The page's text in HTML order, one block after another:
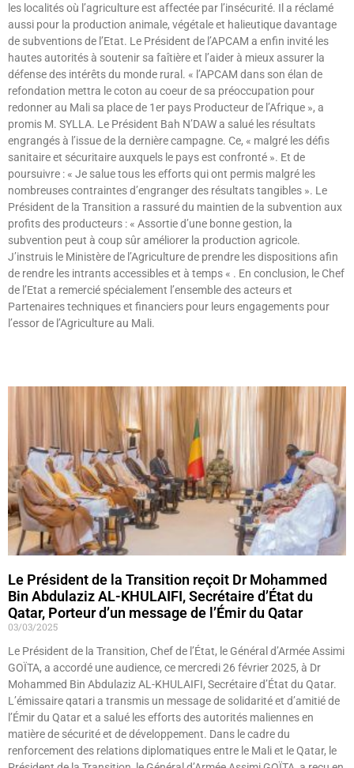
les localités où l’agriculture est affectée par l’insécurité. Il a réclamé
aussi pour la production animale, végétale et halieutique davantage
de subventions de l’Etat. Le Président de l’APCAM a enfin invité les
hautes autorités à soutenir sa faîtière et l’aider à mieux assurer la
défense des intérêts du monde rural. « l’APCAM dans son élan de
refondation mettra le coton au coeur de sa préoccupation pour
redonner au Mali sa place de 1er pays Producteur de l’Afrique », a
promis M. SYLLA. Le Président Bah N’DAW a salué les résultats
engrangés à l’issue de la dernière campagne. Ce, « malgré les défis
sanitaire et sécuritaire auxquels le pays est confronté ». Et de
poursuivre : « Je salue tous les efforts qui ont permis malgré les
nombreuses contraintes d’engranger des résultats tangibles ». Le
Président de la Transition a rassuré du maintien de la subvention aux
profits des producteurs : « Assortie d’une bonne gestion, la
subvention peut à coup sûr améliorer la production agricole.
J’instruis le Ministère de l’Agriculture de prendre les dispositions afin
de rendre les intrants accessibles et à temps « . En conclusion, le Chef
de l’Etat a remercié spécialement l’ensemble des acteurs et
Partenaires techniques et financiers pour leurs engagements pour
l’essor de l’Agriculture au Mali.
Le Président de la Transition reçoit Dr Mohammed
Bin Abdulaziz AL-KHULAIFI, Secrétaire d’État du
Qatar, Porteur d’un message de l’Émir du Qatar
03/03/2025
Le Président de la Transition, Chef de l’État, le Général d’Armée Assimi
GOÏTA, a accordé une audience, ce mercredi 26 février 2025, à Dr
Mohammed Bin Abdulaziz AL-KHULAIFI, Secrétaire d’État du Qatar.
L’émissaire qatari a transmis un message de solidarité et d’amitié de
l’Émir du Qatar et a salué les efforts des autorités maliennes en
matière de sécurité et de développement. Dans le cadre du
renforcement des relations diplomatiques entre le Mali et le Qatar, le